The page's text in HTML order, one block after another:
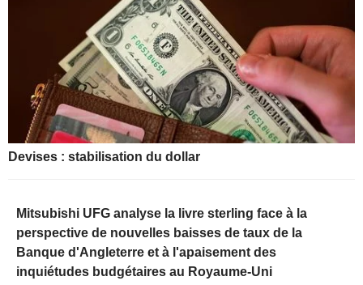
Devises : stabilisation du dollar
Mitsubishi UFG analyse la livre sterling face à la
perspective de nouvelles baisses de taux de la
Banque d'Angleterre et à l'apaisement des
inquiétudes budgétaires au Royaume-Uni